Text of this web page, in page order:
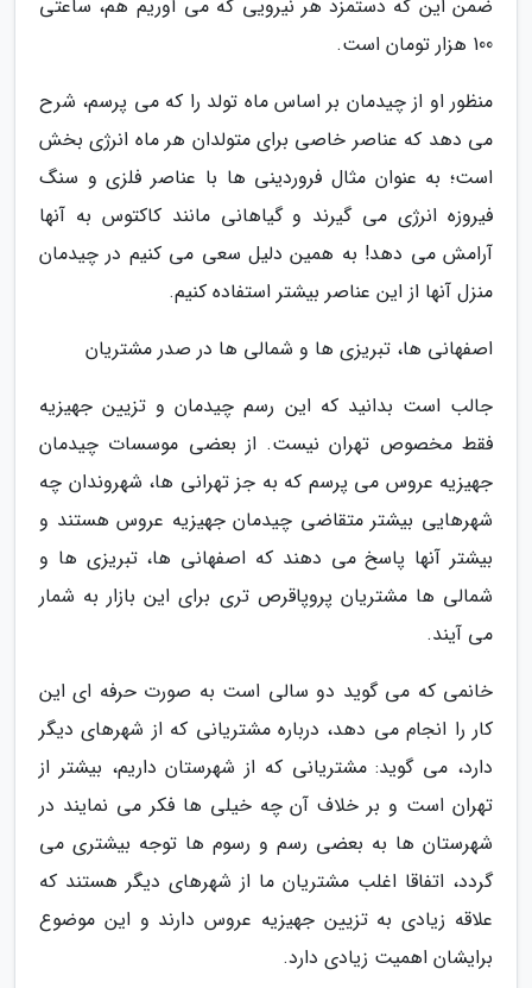
ضمن این که دستمزد هر نیرویی که می آوریم هم، ساعتی
100 هزار تومان است.
منظور او از چیدمان بر اساس ماه تولد را که می پرسم، شرح
می دهد که عناصر خاصی برای متولدان هر ماه انرژی بخش
است؛ به عنوان مثال فروردینی ها با عناصر فلزی و سنگ
فیروزه انرژی می گیرند و گیاهانی مانند کاکتوس به آنها
آرامش می دهد! به همین دلیل سعی می کنیم در چیدمان
منزل آنها از این عناصر بیشتر استفاده کنیم.
اصفهانی ها، تبریزی ها و شمالی ها در صدر مشتریان
جالب است بدانید که این رسم چیدمان و تزیین جهیزیه
فقط مخصوص تهران نیست. از بعضی موسسات چیدمان
جهیزیه عروس می پرسم که به جز تهرانی ها، شهروندان چه
شهرهایی بیشتر متقاضی چیدمان جهیزیه عروس هستند و
بیشتر آنها پاسخ می دهند که اصفهانی ها، تبریزی ها و
شمالی ها مشتریان پروپاقرص تری برای این بازار به شمار
می آیند.
خانمی که می گوید دو سالی است به صورت حرفه ای این
کار را انجام می دهد، درباره مشتریانی که از شهرهای دیگر
دارد، می گوید: مشتریانی که از شهرستان داریم، بیشتر از
تهران است و بر خلاف آن چه خیلی ها فکر می نمایند در
شهرستان ها به بعضی رسم و رسوم ها توجه بیشتری می
گردد، اتفاقا اغلب مشتریان ما از شهرهای دیگر هستند که
علاقه زیادی به تزیین جهیزیه عروس دارند و این موضوع
برایشان اهمیت زیادی دارد.